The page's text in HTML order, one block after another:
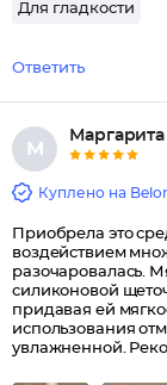
Для гладкости
Ответить
М
Маргарита
Куплено на
Приобрела это
воздействием
разочаровалась.
силиконовой
придавая ей
использования
увлажненной.